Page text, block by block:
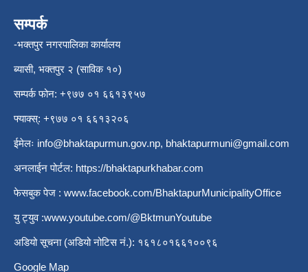
सम्पर्क
-भक्तपुर नगरपालिका कार्यालय
ब्यासी, भक्तपुर २ (साविक १०)
सम्पर्क फोन: +९७७ ०१ ६६१३९५७
फ्याक्स्: +९७७ ०१ ६६१३२०६
ईमेलः info@bhaktapurmun.gov.np, bhaktapurmuni@gmail.com
अनलाईन पोर्टल: https://bhaktapurkhabar.com
फेसबुक पेज : www.facebook.com/BhaktapurMunicipalityOffice
यु ट्युव :www.youtube.com/@BktmunYoutube
अडियो सूचना (अडियो नोटिस नं.): १६१८०१६६१००९६
Google Map